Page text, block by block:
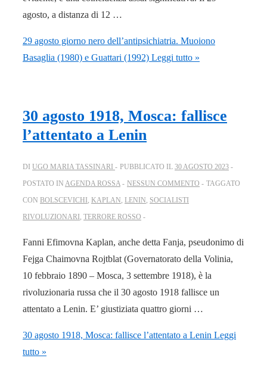
agosto, a distanza di 12 …
29 agosto giorno nero dell’antipsichiatria. Muoiono
Basaglia (1980) e Guattari (1992) Leggi tutto »
30 agosto 1918, Mosca: fallisce
l’attentato a Lenin
DI UGO MARIA TASSINARI PUBBLICATO IL 30 AGOSTO 2023
POSTATO IN AGENDA ROSSA NESSUN COMMENTO
TAGGATO
CON BOLSCEVICHI KAPLAN LENIN SOCIALISTI
RIVOLUZIONARI TERRORE ROSSO
Fanni Efimovna Kaplan, anche detta Fanja, pseudonimo di
Fejga Chaimovna Rojtblat (Governatorato della Volinia,
10 febbraio 1890 – Mosca, 3 settembre 1918), è la
rivoluzionaria russa che il 30 agosto 1918 fallisce un
attentato a Lenin. E’ giustiziata quattro giorni …
30 agosto 1918, Mosca: fallisce l’attentato a Lenin Leggi
tutto »